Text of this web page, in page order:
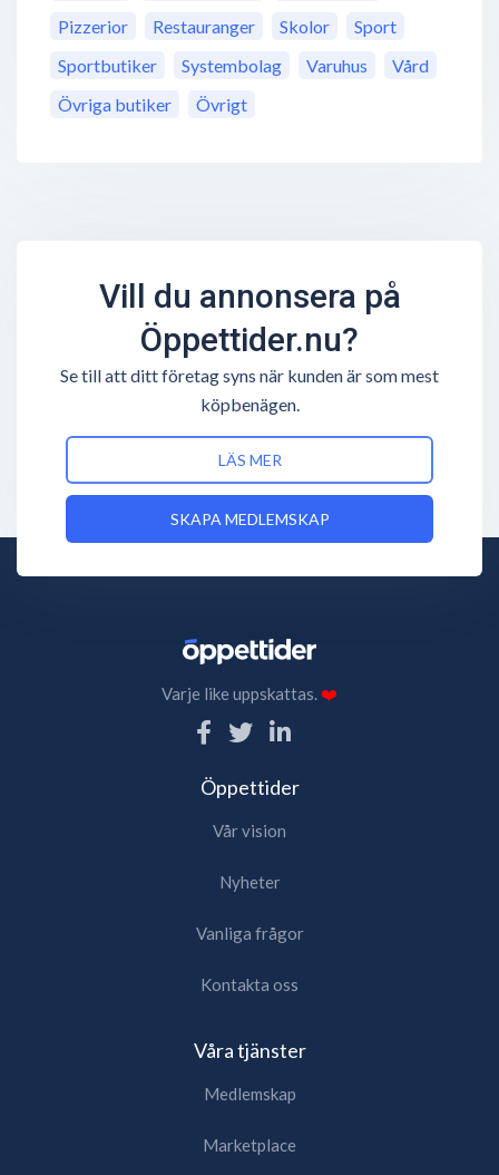
Pizzerior
Restauranger Skolor
Sport
Sportbutiker
Systembolag Varuhus
Vård
Övriga butiker
Övrigt
Vill du annonsera på
Öppettider.nu?
Se till att ditt företag syns när kunden är som mest
köpbenägen.
LÄS MER
SKAPA MEDLEMSKAP
Varje like uppskattas.❤️
Öppettider
Vår vision
Nyheter
Vanliga frågor
Kontakta oss
Våra tjänster
Medlemskap
Marketplace